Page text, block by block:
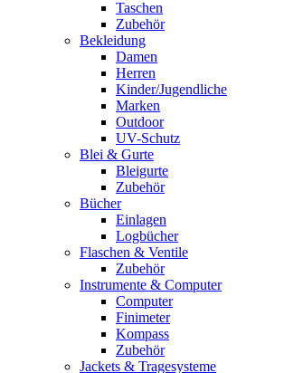
Taschen
Zubehör
Bekleidung
Damen
Herren
Kinder/Jugendliche
Marken
Outdoor
UV-Schutz
Blei & Gurte
Bleigurte
Zubehör
Bücher
Einlagen
Logbücher
Flaschen & Ventile
Zubehör
Instrumente & Computer
Computer
Finimeter
Kompass
Zubehör
Jackets & Tragesysteme